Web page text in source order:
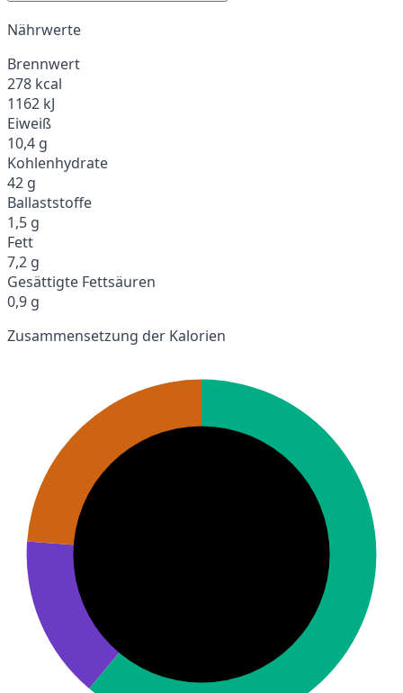
Nährwerte
Brennwert
278 kcal
1162 kJ
Eiweiß
10,4 g
Kohlenhydrate
42 g
Ballaststoffe
1,5 g
Fett
7,2 g
Gesättigte Fettsäuren
0,9 g
Zusammensetzung der Kalorien